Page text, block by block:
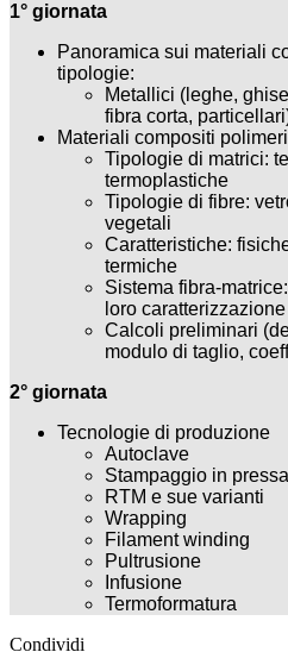
1° giornata
Panoramica sui materiali
tipologie:
Metallici (leghe,
fibra corta,
Materiali compositi
Tipologie di matrici:
termoplastiche
Tipologie di fibre:
vegetali
Caratteristiche:
termiche
Sistema fibra-
loro caratterizzazione
Calcoli preliminari
modulo di taglio,
2° giornata
Tecnologie di produzione
Autoclave
Stampaggio in pressa
RTM e sue varianti
Wrapping
Filament winding
Pultrusione
Infusione
Termoformatura
Condividi